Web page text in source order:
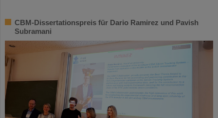
CBM-Dissertationspreis für Dario Ramirez und Pavish
Subramani